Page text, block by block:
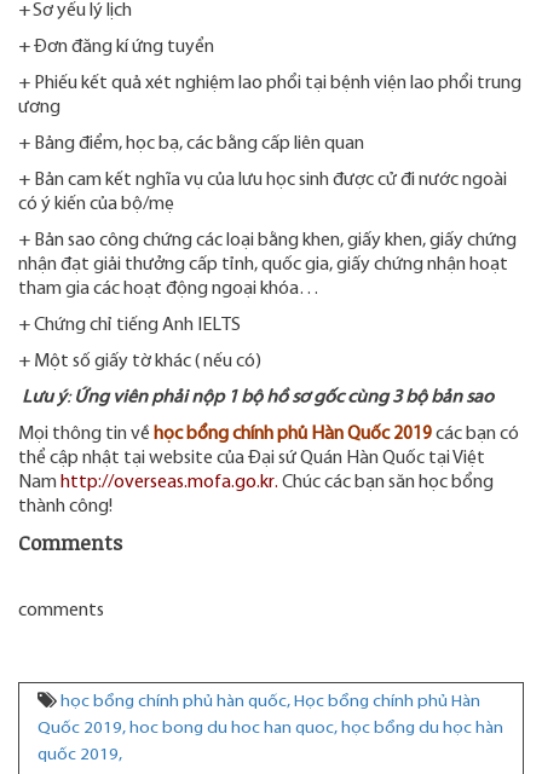
+ Sơ yếu lý lịch
+ Đơn đăng kí ứng tuyển
+ Phiếu kết quả xét nghiệm lao phổi tại bệnh viện lao phổi trung
ương
+ Bảng điểm, học bạ, các bằng cấp liên quan
+ Bản cam kết nghĩa vụ của lưu học sinh được cử đi nước ngoài
có ý kiến của bộ/mẹ
+ Bản sao công chứng các loại bằng khen, giấy khen, giấy chứng
nhận đạt giải thưởng cấp tỉnh, quốc gia, giấy chứng nhận hoạt
tham gia các hoạt động ngoại khóa…
+ Chứng chỉ tiếng Anh IELTS
+ Một số giấy tờ khác ( nếu có)
Lưu ý:Ứng viên phải nộp 1 bộ hồ sơ gốc cùng 3 bộ bản sao
Mọi thông tin về học bổng chính phủ Hàn Quốc 2019các bạn có
thể cập nhật tại website của Đại sứ Quán Hàn Quốc tại Việt
Nam http://overseas.mofa.go.kr. Chúc các bạn săn học bổng
thành công!
Comments
comments
học bổng chính phủ hàn quốc, Học bổng chính phủ Hàn
Quốc 2019, hoc bong du hoc han quoc, học bổng du học hàn
quốc 2019,